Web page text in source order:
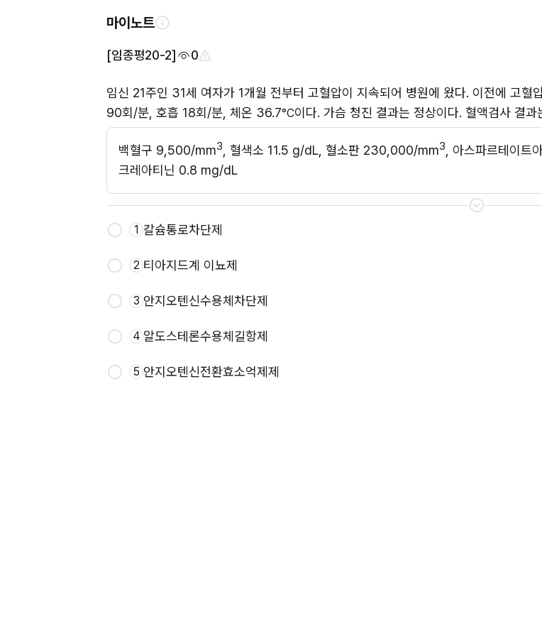
마이노트
[임종평20-2] 0
임신 21주인 31세 여자가 1개월 전부터 고혈압이 지속되어 병원에 왔다. 이전에 고
90회/분, 호흡 18회/분, 체온 36.7°C이다. 가슴 청진 결과는 정상이다. 혈액검사 결
백혈구 9,500/mm3 , 혈색소 11.5 g/dL, 혈소판 230,000/mm3
, 아스파르테이
크레아티닌 0.8 mg/dL
1 칼슘통로차단제
2 티아지드계 이뇨제
3 안지오텐신수용체차단제
4 알도스테론수용체길항제
5 안지오텐신전환효소억제제